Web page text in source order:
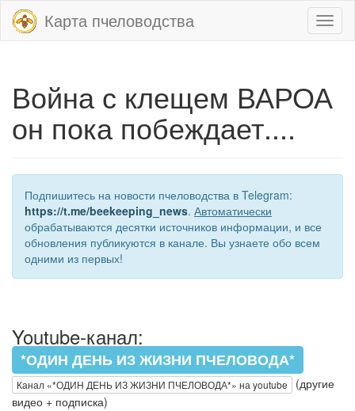
Карта пчеловодства
Война с клещем ВАРОА
он пока побеждает....
Подпишитесь на новости пчеловодства в Telegram:
https://t.me/beekeeping_news. Автоматически
обрабатываются десятки источников информации, и все
обновления публикуются в канале. Вы узнаете обо всем
одними из первых!
Youtube-канал:
*ОДИН ДЕНЬ ИЗ ЖИЗНИ ПЧЕЛОВОДА*
Канал «*ОДИН ДЕНЬ ИЗ ЖИЗНИ ПЧЕЛОВОДА*» на youtube
(другие
видео + подписка)